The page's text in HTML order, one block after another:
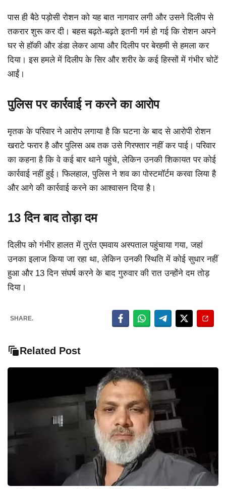
पास ही बैठे पड़ोसी रोशन को यह बात नागवार लगी और उसने दिलीप से
तकरार शुरू कर दी। बहस बढ़ते-बढ़ते इतनी गर्म हो गई कि रोशन अपने
घर से हॉकी और डंडा लेकर आया और दिलीप पर बेरहमी से हमला कर
दिया। इस हमले में दिलीप के सिर और शरीर के कई हिस्सों में गंभीर चोटें
आईं।
पुलिस पर कार्रवाई न करने का आरोप
मृतक के परिवार ने आरोप लगाया है कि घटना के बाद से आरोपी रोशन
खराटे फरार है और पुलिस अब तक उसे गिरफ्तार नहीं कर पाई। परिवार
का कहना है कि वे कई बार थाने पहुंचे, लेकिन उनकी शिकायत पर कोई
कार्रवाई नहीं हुई। फिलहाल, पुलिस ने शव का पोस्टमॉर्टम करवा लिया है
और आगे की कार्रवाई करने का आश्वासन दिया है।
13 दिन बाद तोड़ा दम
दिलीप को गंभीर हालत में तुरंत एमवाय अस्पताल पहुंचाया गया, जहां
उनका इलाज किया जा रहा था, लेकिन उनकी स्थिति में कोई सुधार नहीं
हुआ और 13 दिन संघर्ष करने के बाद गुरुवार की रात उन्होंने दम तोड़
दिया।
SHARE.
Related Post